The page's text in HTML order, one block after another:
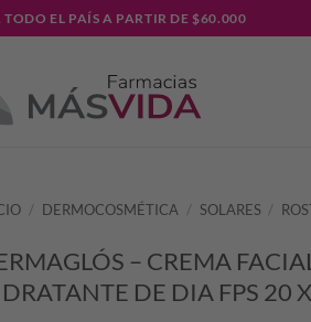
TODO EL PAÍS A PARTIR DE $60.000
/ DERMOCOSMÉTICA / SOLARES /
– CREMA
DE DIA FPS 20